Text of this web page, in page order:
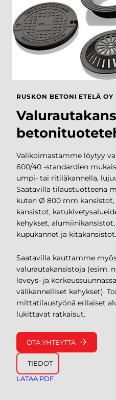
TUOTTEIDEN
ASENNUS
ENERGIARAKENTAMINEN
LAITEKAIVOT JA PUMPPAAMOT
SÄILIÖRATKAISUT
RÄÄTÄLÖIDYT INFRARATKAISUT
RB ROCKLINE
MUUT
BETONITUOTTEE
Vesikourut
Lietekuilut
LIIKENNE-ESTEET
REUNAKIVET
RUSKON BETONI ETELÄ OY
Valikoimastamme löytyy
600/40 -standardien
umpi- tai ritiläkannella,
Saatavilla tilaustuotteena
kuten Ø 800 mm
kansistot,
kehykset,
kupukannet ja kitakansistot.
Saatavilla kauttamme
valurautakansistoja (esim.
leveys- ja
välikannelliset kehykset).
mittatilaustyönä erilaiset
lukittavat ratkaisut.
OTA YHTEYTTÄ
TIEDOT
LATAA PDF